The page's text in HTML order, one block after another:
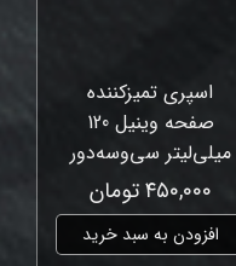
اسپری تمیزکننده
صفحه وینیل 120
میلی‌لیتر سی‌وسه‌دور
۴۵۰,۰۰۰ تومان
افزودن به سبد خرید